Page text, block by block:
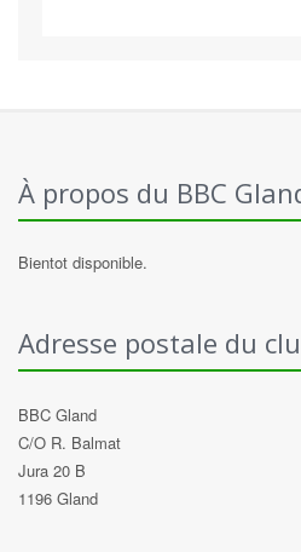
À propos du BBC
Bientot disponible.
Adresse postale du
BBC Gland
C/O R. Balmat
Jura 20 B
1196 Gland